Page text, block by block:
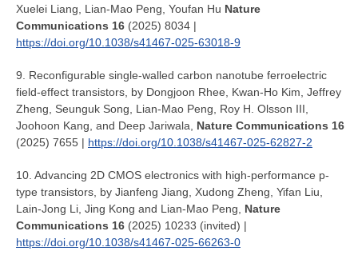
Xuelei Liang, Lian-Mao Peng, Youfan Hu Nature
Communications 16 (2025) 8034 |
https://doi.org/10.1038/s41467-025-63018-9
9. Reconfigurable single-walled carbon nanotube ferroelectric
field-effect transistors, by Dongjoon Rhee, Kwan-Ho Kim, Jeffrey
Zheng, Seunguk Song, Lian-Mao Peng, Roy H. Olsson III,
Joohoon Kang, and Deep Jariwala, Nature Communications 16
(2025) 7655 | https://doi.org/10.1038/s41467-025-62827-2
10. Advancing 2D CMOS electronics with high-performance p-
type transistors, by Jianfeng Jiang, Xudong Zheng, Yifan Liu,
Lain-Jong Li, Jing Kong and Lian-Mao Peng, Nature
Communications 16 (2025) 10233 (invited) |
https://doi.org/10.1038/s41467-025-66263-0